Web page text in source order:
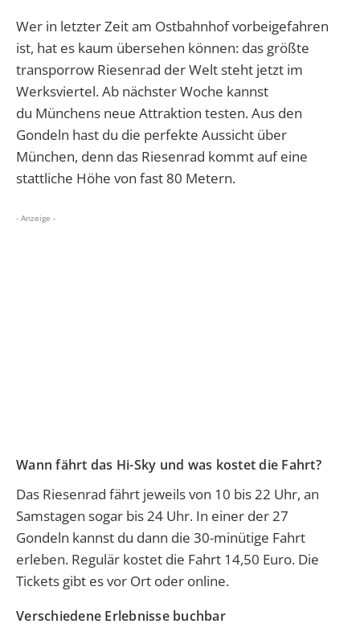
Wer in letzter Zeit am Ostbahnhof vorbeigefahren
ist, hat es kaum übersehen können: das größte
transporrow Riesenrad der Welt steht jetzt im
Werksviertel. Ab nächster Woche kannst
du Münchens neue Attraktion testen. Aus den
Gondeln hast du die perfekte Aussicht über
München, denn das Riesenrad kommt auf eine
stattliche Höhe von fast 80 Metern.
- Anzeige -
Wann fährt das Hi-Sky und was kostet die Fahrt?
Das Riesenrad fährt jeweils von 10 bis 22 Uhr, an
Samstagen sogar bis 24 Uhr. In einer der 27
Gondeln kannst du dann die 30-minütige Fahrt
erleben. Regulär kostet die Fahrt 14,50 Euro. Die
Tickets gibt es vor Ort oder online.
Verschiedene Erlebnisse buchbar